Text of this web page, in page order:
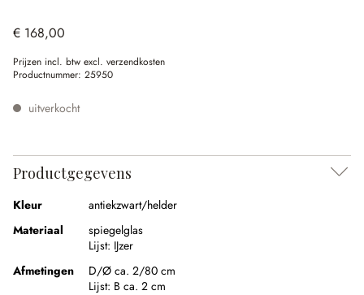
€ 168,00
Prijzen incl. btw excl. verzendkosten
Productnummer: 25950
uitverkocht
Productgegevens
Kleur
antiekzwart/helder
Materiaal
spiegelglas
Lijst: IJzer
Afmetingen
D/Ø ca. 2/80 cm
Lijst: B ca. 2 cm